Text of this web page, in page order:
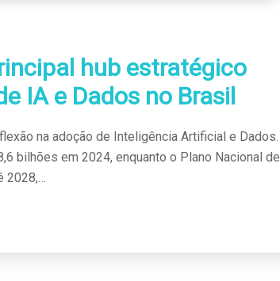
hub estratégico
IA e Dados no Brasil
na adoção de Inteligência Artificial e Dados.
bilhões em 2024, enquanto o Plano Nacional de